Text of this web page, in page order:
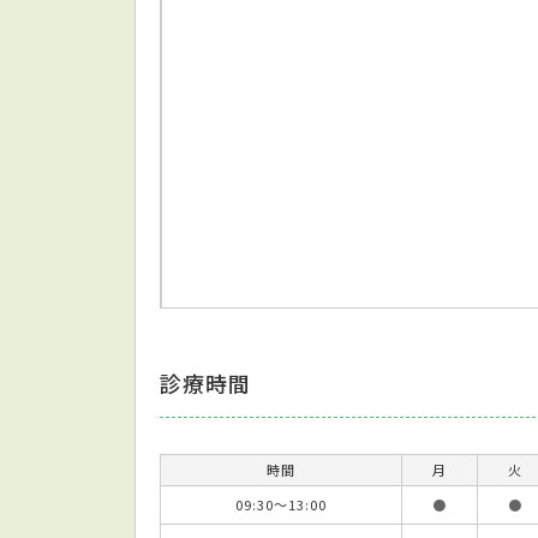
診療時間
時間 月 火
09:30～13:00
● ●